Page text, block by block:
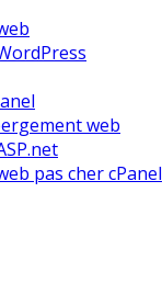
web
pas cher cPanel